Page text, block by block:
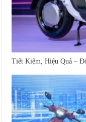
Tiết Kiệm, Hiệu Quả –